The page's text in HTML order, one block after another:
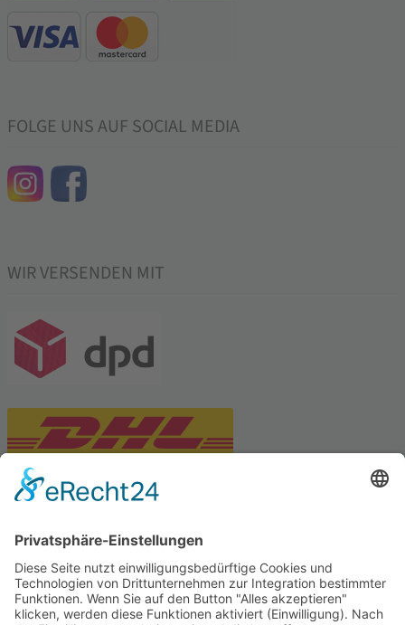
FOLGE UNS AUF SOCIAL MEDIA
WIR VERSENDEN MIT
Tekal – Textile Lebensqualität
Exklusive moderne & Orientteppiche